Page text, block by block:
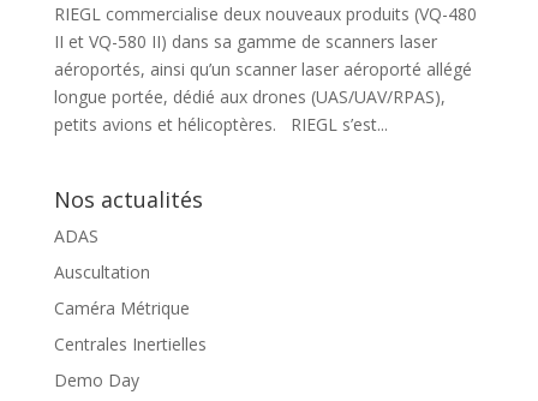
RIEGL commercialise deux nouveaux produits (VQ-480
II et VQ-580 II) dans sa gamme de scanners laser
aéroportés, ainsi qu’un scanner laser aéroporté allégé
longue portée, dédié aux drones (UAS/UAV/RPAS),
petits avions et hélicoptères. RIEGL s’est...
Nos actualités
ADAS
Auscultation
Caméra Métrique
Centrales Inertielles
Demo Day